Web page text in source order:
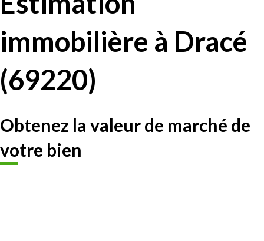
immobilière à Dracé
(69220)
Obtenez la valeur de marché de
votre bien